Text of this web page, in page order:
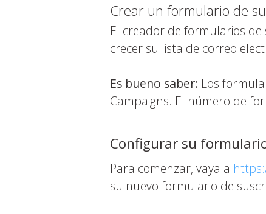
Crear un formulario de
El creador de formularios
crecer su lista de correo
Es bueno saber: Los
Campaigns. El número de
Configurar su
Para comenzar, vaya a
su nuevo formulario de